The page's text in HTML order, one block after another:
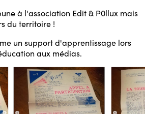
à l'association Edit & P0llux mais
du territoire !
un support d'apprentissage lors
aux médias.